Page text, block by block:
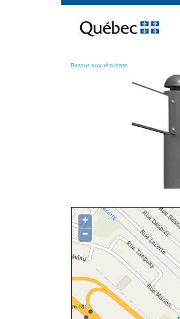
contenu
Retour aux résultats
+
−